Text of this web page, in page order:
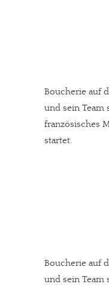
Boucherie auf
und sein Team
französisches
startet.
Boucherie auf
und sein Team